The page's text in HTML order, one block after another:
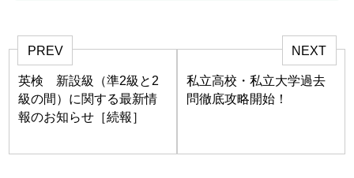
PREV
英検 新設級（準2級と2
級の間）に関する最新情
報のお知らせ［続報］
NEXT
私立高校・私立大学過去
問徹底攻略開始！